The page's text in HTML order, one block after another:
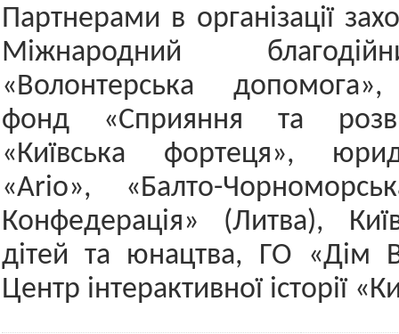
Партнерами в організації
Міжнародний
«Волонтерська допомога»,
фонд «Сприяння та
«Київська фортеця»,
«Ario», «Балто-
Конфедерація» (Литва),
дітей та юнацтва, ГО «Дім
Центр інтерактивної історії